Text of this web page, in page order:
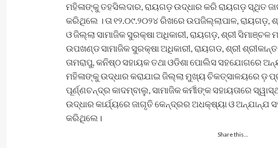
ମହିଳାଙ୍କୁ ତହସିଲଦାର, ରାୟଗଡ଼ ଉଦ୍ଧାର କରି ରାୟଗଡ଼ ସ୍ଥିତ
କରିଥିଲେ । ତା ୧୨.୦୯.୨୦୨୪ ରିଖରେ ଉପଜିଲ୍ଲାପାଳ, ରାୟଗଡ଼,
ଓ ଜିଲ୍ଲା ସାମାଜିକ ସୁରକ୍ଷା ଅଧିକାରୀ, ରାୟଗଡ଼, ଶ୍ରୀ ସିମାଞ୍ଚଳ
ଉପଖଣ୍ଡ ସାମାଜିକ ସୁରକ୍ଷା ଅଧିକାରୀ, ରାୟଗଡ, ଶ୍ରୀ ଶ୍ରୀକାନ୍ତ
ତାମରାପୁ, କନିଷ୍ଠ ସହାୟକ ତଥା ଓଡିଶା ପୋଲିସ ସହଯୋଗରେ
ମହିଳାଙ୍କୁ ଉଦ୍ଧାର କରାଯାଇ ଜିଲ୍ଲା ମୁଖ୍ୟ ଚିକତ୍ସାଳୟରେ ଡ଼
ପୂର୍ଣ୍ଣଚନ୍ଦ୍ର କାଦମ୍ବାଲୁ, ସାମାଜିକ କର୍ମୀଙ୍କ ସହାୟତାରେ
ଉଦ୍ଧାର କାର୍ଯ୍ୟରେ ଜାଗୃତି କେନ୍ଦ୍ରର ଅଧକ୍ଷ୍ୟା ଓ ଅନ୍ଯାନ୍ଯ
କରିଥିଲେ।
Share this…